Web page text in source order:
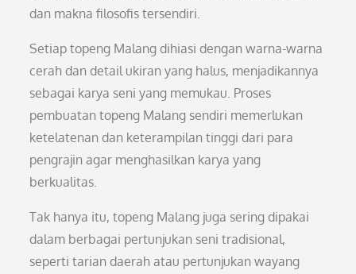
dan makna filosofis tersendiri.
Setiap topeng Malang dihiasi dengan warna-warna
cerah dan detail ukiran yang halus, menjadikannya
sebagai karya seni yang memukau. Proses
pembuatan topeng Malang sendiri memerlukan
ketelatenan dan keterampilan tinggi dari para
pengrajin agar menghasilkan karya yang
berkualitas.
Tak hanya itu, topeng Malang juga sering dipakai
dalam berbagai pertunjukan seni tradisional,
seperti tarian daerah atau pertunjukan wayang